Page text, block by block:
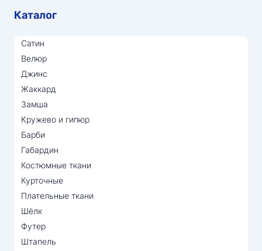
Каталог
Сатин
Велюр
Джинс
Жаккард
Замша
Кружево и гипюр
Барби
Габардин
Костюмные ткани
Курточные
Плательные ткани
Шёлк
Футер
Штапель